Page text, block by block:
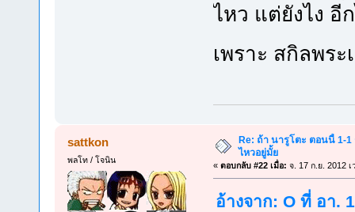
ไหว แต่ยังไง อี
เพราะ สกิลพระ
sattkon
พลโท / โจนิน
Re: ถ้า นารูโตะ ตอนนี้ 1-
ไหวอยู่มั้ย
« ตอบกลับ #22 เมื่อ: จ. 17 ก.ย. 2012 เ
อ้างจาก: O ที่ อา.